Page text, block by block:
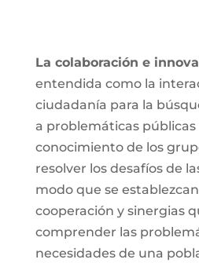
La colaboración e
entendida como la
ciudadanía para la
a problemáticas públicas
conocimiento de los
resolver los desafíos de
modo que se
cooperación y sinergias
comprender las
necesidades de una